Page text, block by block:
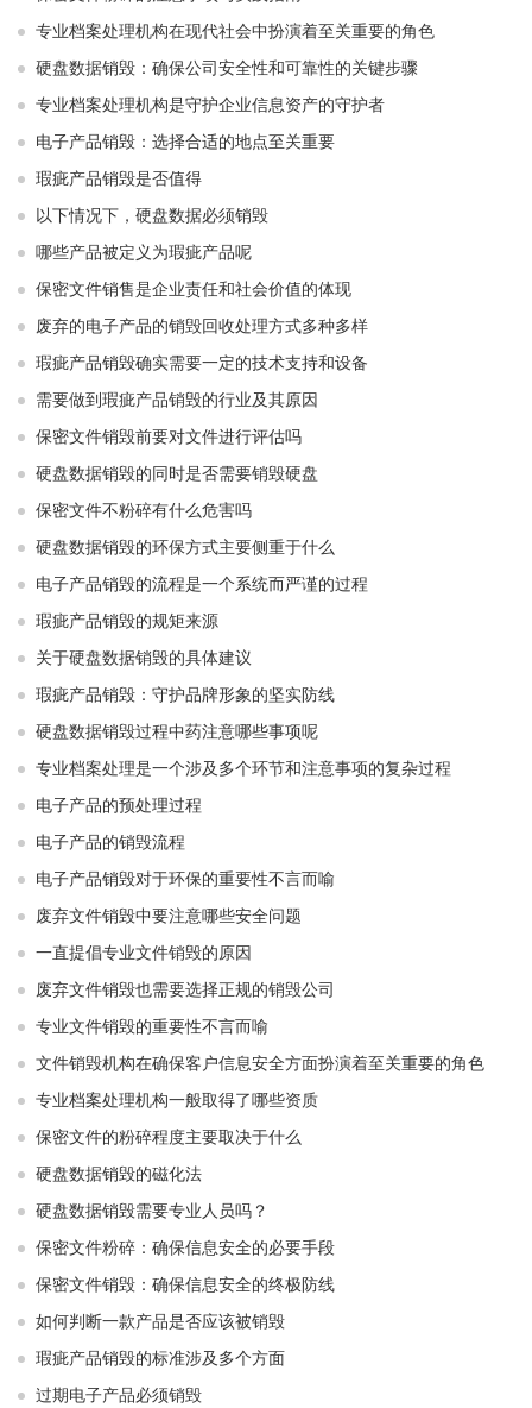
专业档案处理机构在现代社会中扮演着至关重要的角色
硬盘数据销毁：确保公司安全性和可靠性的关键步骤
专业档案处理机构是守护企业信息资产的守护者
电子产品销毁：选择合适的地点至关重要
瑕疵产品销毁是否值得
以下情况下，硬盘数据必须销毁
哪些产品被定义为瑕疵产品呢
保密文件销售是企业责任和社会价值的体现
废弃的电子产品的销毁回收处理方式多种多样
瑕疵产品销毁确实需要一定的技术支持和设备
需要做到瑕疵产品销毁的行业及其原因
保密文件销毁前要对文件进行评估吗
硬盘数据销毁的同时是否需要销毁硬盘
保密文件不粉碎有什么危害吗
硬盘数据销毁的环保方式主要侧重于什么
电子产品销毁的流程是一个系统而严谨的过程
瑕疵产品销毁的规矩来源
关于硬盘数据销毁的具体建议
瑕疵产品销毁：守护品牌形象的坚实防线
硬盘数据销毁过程中药注意哪些事项呢
专业档案处理是一个涉及多个环节和注意事项的复杂过程
电子产品的预处理过程
电子产品的销毁流程
电子产品销毁对于环保的重要性不言而喻
废弃文件销毁中要注意哪些安全问题
一直提倡专业文件销毁的原因
废弃文件销毁也需要选择正规的销毁公司
专业文件销毁的重要性不言而喻
文件销毁机构在确保客户信息安全方面扮演着至关重要的角色
专业档案处理机构一般取得了哪些资质
保密文件的粉碎程度主要取决于什么
硬盘数据销毁的磁化法
硬盘数据销毁需要专业人员吗？
保密文件粉碎：确保信息安全的必要手段
保密文件销毁：确保信息安全的终极防线
如何判断一款产品是否应该被销毁
瑕疵产品销毁的标准涉及多个方面
过期电子产品必须销毁